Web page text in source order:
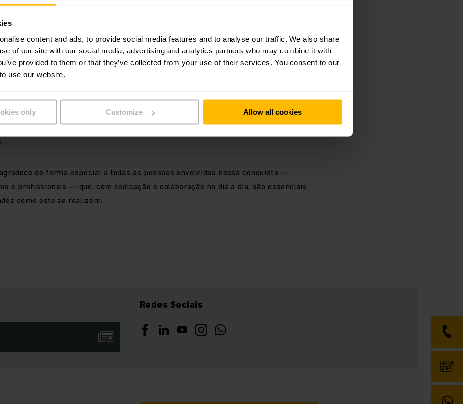
content and ads, to provide social media features and to analyse our traffic. We also share
of our site with our social media, advertising and analytics partners who may combine it with
provided to them or that they’ve collected from your use of their services. You consent to our
use our website.
only Customize Allow all cookies
uma iniciativa que avalia e desenvolve parceiros estratégicos com base em
atendimento, inovação, práticas sustentáveis e aspectos relacionados a
social e governança). A cerimônia, realizada ao final do ciclo, coroa os resultados das
de acordo com seu desempenho ao longo do período.
evidencia o compromisso da Jungheinrich com a excelência operacional e com a
eficientes em intralogística, alinhadas às demandas e à evolução das operações
de forma especial a todas as pessoas envolvidas nessa conquista —
e profissionais — que, com dedicação e colaboração no dia a dia, são essenciais
como este se realizem.
Redes Sociais